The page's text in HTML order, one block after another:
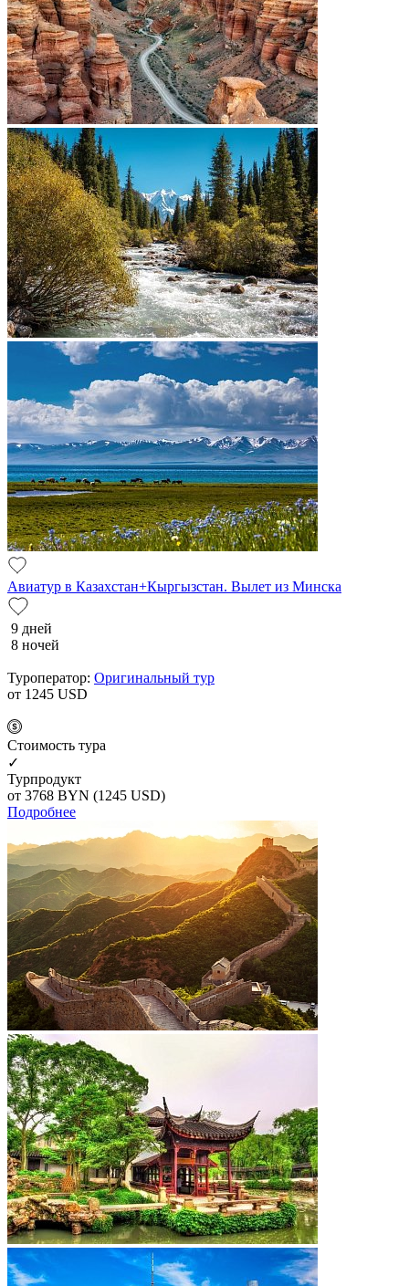
Авиатур в Казахстан+Кыргызстан. Вылет из Минска
9 дней
8 ночей
Туроператор: Оригинальный тур
от 1245 USD
Cтоимость тура
✓
Турпродукт
от 3768 BYN (1245 USD)
Подробнее